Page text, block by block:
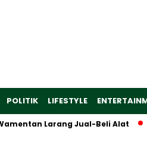
POLITIK LIFESTYLE
Larang Jual-Beli Alat